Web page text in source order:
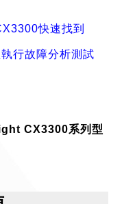
快速找到
行故障分析測試
CX3300系列型